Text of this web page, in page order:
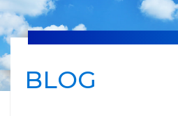
TECHNOLOGY
BLOG